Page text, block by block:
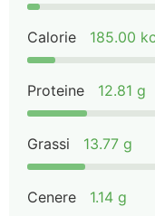
Calorie 185.00
Proteine 12.81 g
Grassi 13.77 g
Cenere 1.14 g